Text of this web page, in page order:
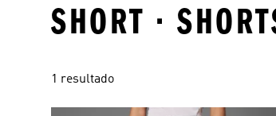
SHORT ·
1 resultado